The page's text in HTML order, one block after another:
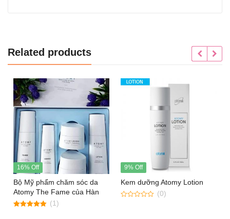
Related products
16% Off
Bộ Mỹ phẩm chăm sóc da
Atomy The Fame của Hàn
Quốc
(1)
9% Off
Kem dưỡng Atomy Lotion
(0)